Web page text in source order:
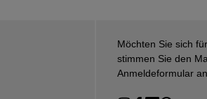
Möchten Sie sich
stimmen Sie den
Anmeldeformular